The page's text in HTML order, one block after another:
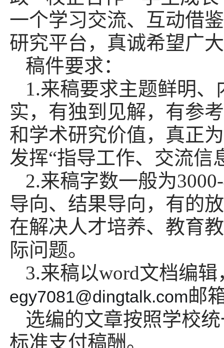
一个学习交流、互动借
研究平台，真诚希望广大
稿件要求：
1.来稿要求主题鲜明、
实，有独到见解， 有参
和学术研究价值，真正
发挥“指导工作、交流信
2.来稿字数一般为
导向、结果导向， 有的
在解决人才培养、教育
际问题。
3.来稿以word文档编辑
egy7081@dingtalk.com邮
选编的文章按照学校
标准支付稿酬。